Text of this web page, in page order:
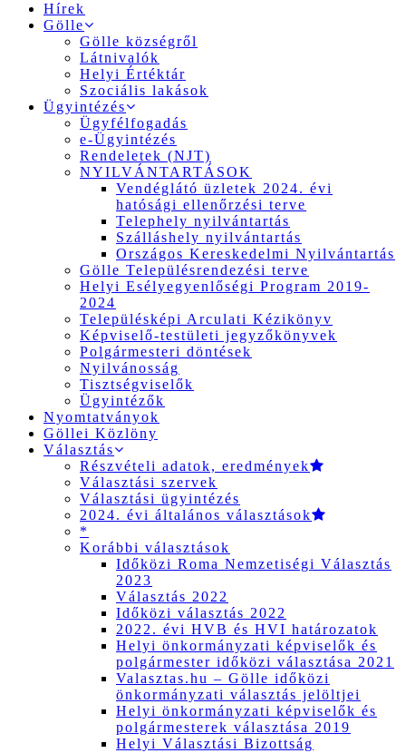
Hírek
Gölle
Gölle községről
Látnivalók
Helyi Értéktár
Szociális lakások
Ügyintézés
Ügyfélfogadás
e-Ügyintézés
Rendeletek (NJT)
NYILVÁNTARTÁSOK
Vendéglátó üzletek 2024. évi
hatósági ellenőrzési terve
Telephely nyilvántartás
Szálláshely nyilvántartás
Országos Kereskedelmi Nyilvántartás
Gölle Településrendezési terve
Helyi Esélyegyenlőségi Program 2019-
2024
Településképi Arculati Kézikönyv
Képviselő-testületi jegyzőkönyvek
Polgármesteri döntések
Nyilvánosság
Tisztségviselők
Ügyintézők
Nyomtatványok
Göllei Közlöny
Választás
Részvételi adatok, eredmények
Választási szervek
Választási ügyintézés
2024. évi általános választások
*
Korábbi választások
Időközi Roma Nemzetiségi Választás
2023
Választás 2022
Időközi választás 2022
2022. évi HVB és HVI határozatok
Helyi önkormányzati képviselők és
polgármester időközi választása 2021
Valasztas.hu – Gölle időközi
önkormányzati választás jelöltjei
Helyi önkormányzati képviselők és
polgármesterek választása 2019
Helyi Választási Bizottság